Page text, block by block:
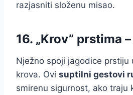
razjasniti složenu misao.
16. „Krov” prstima –
Nježno spoji jagodice prstiju
krova. Ovi suptilni gestovi
smirenu sigurnost, ako traju